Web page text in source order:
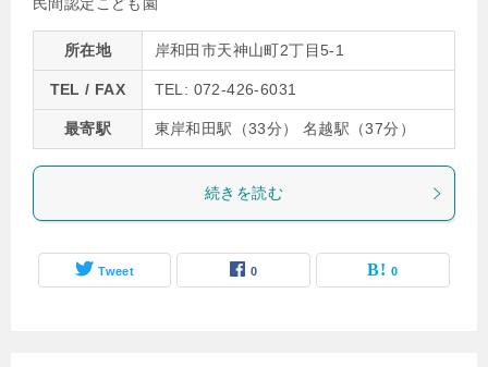
所在地 岸和田市天神山町2丁目5-1
TEL / FAX TEL: 072-426-6031
最寄駅 東岸和田駅（33分） 名越駅（37分）
続きを読む
Tweet 0 0